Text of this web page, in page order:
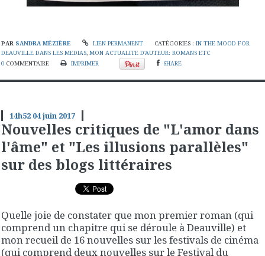
PAR SANDRA MÉZIÈRE LIEN PERMANENT CATÉGORIES :IN THE MOOD FOR
DEAUVILLE DANS LES MEDIAS, MON ACTUALITE D'AUTEUR: ROMANS ETC
0 COMMENTAIRE IMPRIMER SHARE
14h52 04juin 2017
Nouvelles critiques de "L'amor dans
l'âme" et "Les illusions parallèles"
sur des blogs littéraires
Quelle joie de constater que mon premier roman (qui
comprend un chapitre qui se déroule à Deauville) et
mon recueil de 16 nouvelles sur les festivals de cinéma
(qui comprend deux nouvelles sur le Festival du